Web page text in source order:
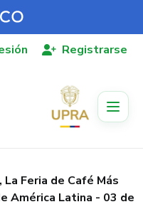
Registrarse
Feria de Café Más
América Latina - 03 de